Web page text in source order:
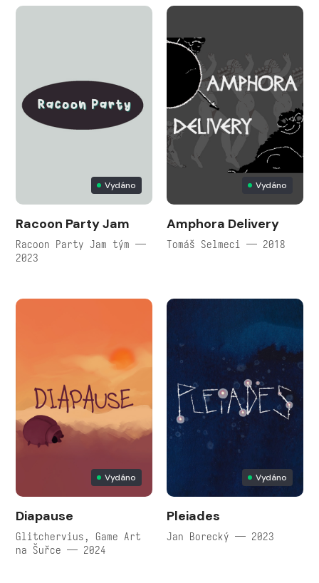
Vydáno
Racoon Party Jam
Racoon Party Jam tým —
2023
Vydáno
Amphora Delivery
Tomáš Selmeci — 2018
Vydáno
Diapause
Glitchervius, Game Art
na Šuřce — 2024
Vydáno
Pleiades
Jan Borecký — 2023